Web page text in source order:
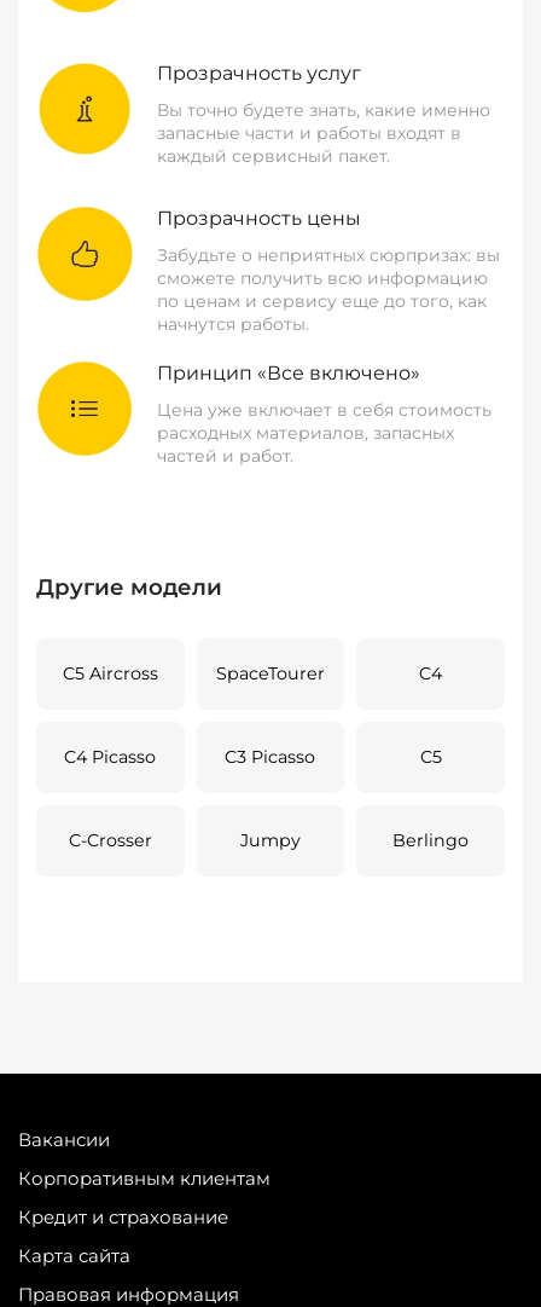
Прозрачность услуг
Вы точно будете знать, какие именно
запасные части и работы входят в
каждый сервисный пакет.
Прозрачность цены
Забудьте о неприятных сюрпризах: вы
сможете получить всю информацию
по ценам и сервису еще до того, как
начнутся работы.
Принцип «Все включено»
Цена уже включает в себя стоимость
расходных материалов, запасных
частей и работ.
Другие модели
C5 Aircross SpaceTourer C4
C4 Picasso C3 Picasso C5
C-Crosser Jumpy Berlingo
Вакансии
Корпоративным клиентам
Кредит и страхование
Карта сайта
Правовая информация